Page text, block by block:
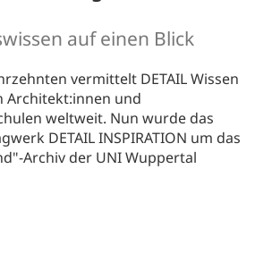
auf einen Blick
vermittelt DETAIL Wissen
Architekt:innen und
weltweit. Nun wurde das
DETAIL INSPIRATION um das
Archiv der UNI Wuppertal